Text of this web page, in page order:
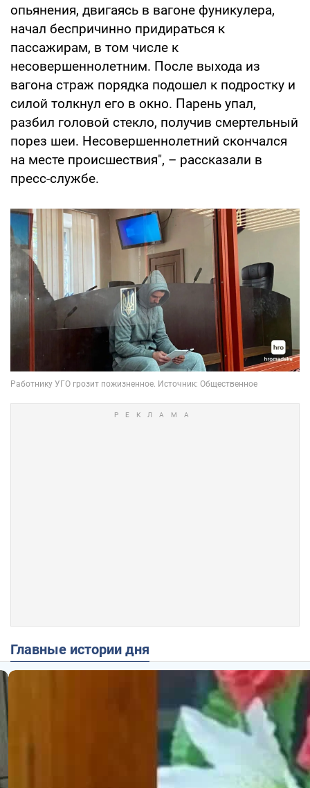
опьянения, двигаясь в вагоне фуникулера,
начал беспричинно придираться к
пассажирам, в том числе к
несовершеннолетним. После выхода из
вагона страж порядка подошел к подростку и
силой толкнул его в окно. Парень упал,
разбил головой стекло, получив смертельный
порез шеи. Несовершеннолетний скончался
на месте происшествия", – рассказали в
пресс-службе.
Главные истории дня